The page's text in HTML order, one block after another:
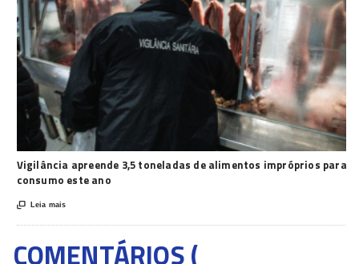
Vigilância apreende 3,5 toneladas de alimentos impróprios para
consumo este ano
 Leia mais
COMENTÁRIOS (